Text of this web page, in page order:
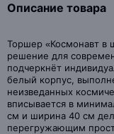
Описание товара
Торшер «Космонавт в
решение для
подчеркнёт
белый корпус,
неизведанных
вписывается в
см и ширина 40 см
перегружающим